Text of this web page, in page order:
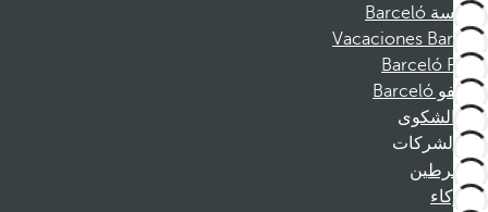
مؤسسة Barceló
Vacaciones Barceló
Barceló Films
موظفو Barceló
قناة الشكوى
الشركات
المنخرطين
الشركاء